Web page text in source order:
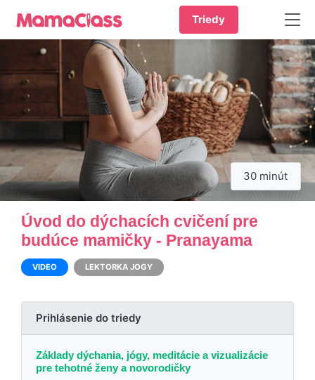
Triedy
30 minút
Úvod do dýchacích cvičení pre
budúce mamičky - Pranayama
VIDEO LEKTORKA JOGY
Prihlásenie do triedy
Základy dýchania, jógy, meditácie a vizualizácie
pre tehotné ženy a novorodičky